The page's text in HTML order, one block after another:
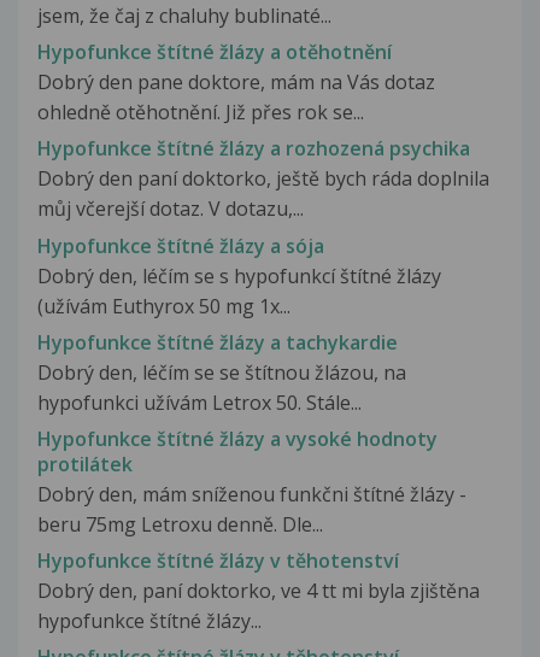
jsem, že čaj z chaluhy bublinaté...
Hypofunkce štítné žlázy a otěhotnění
Dobrý den pane doktore, mám na Vás dotaz
ohledně otěhotnění. Již přes rok se...
Hypofunkce štítné žlázy a rozhozená psychika
Dobrý den paní doktorko, ještě bych ráda doplnila
můj včerejší dotaz. V dotazu,...
Hypofunkce štítné žlázy a sója
Dobrý den, léčím se s hypofunkcí štítné žlázy
(užívám Euthyrox 50 mg 1x...
Hypofunkce štítné žlázy a tachykardie
Dobrý den, léčím se se štítnou žlázou, na
hypofunkci užívám Letrox 50. Stále...
Hypofunkce štítné žlázy a vysoké hodnoty
protilátek
Dobrý den, mám sníženou funkčni štítné žlázy -
beru 75mg Letroxu denně. Dle...
Hypofunkce štítné žlázy v těhotenství
Dobrý den, paní doktorko, ve 4 tt mi byla zjištěna
hypofunkce štítné žlázy...